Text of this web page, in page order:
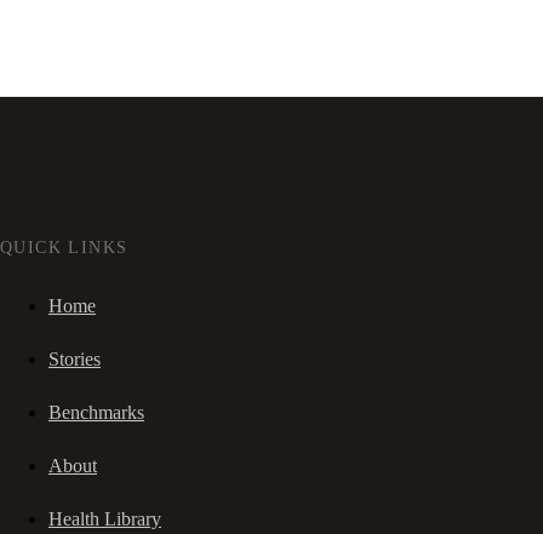
QUICK LINKS
Home
Stories
Benchmarks
About
Health Library